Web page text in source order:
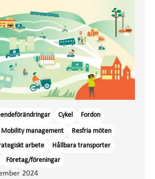
2024
Cykel Fordon
Mobility management
Resfria möten
arbete
Hållbara transporter
Företag/föreningar